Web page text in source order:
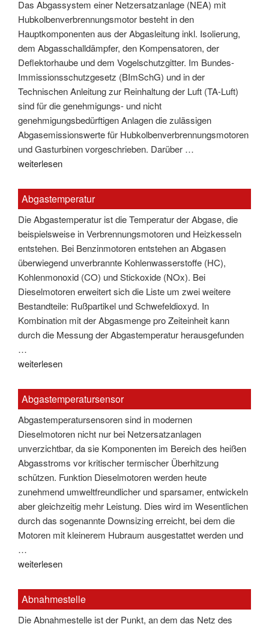
Das Abgassystem einer Netzersatzanlage (NEA) mit
Hubkolbenverbrennungsmotor besteht in den
Hauptkomponenten aus der Abgasleitung inkl. Isolierung,
dem Abgasschalldämpfer, den Kompensatoren, der
Deflektorhaube und dem Vogelschutzgitter. Im Bundes-
Immissionsschutzgesetz (BImSchG) und in der
Technischen Anleitung zur Reinhaltung der Luft (TA-Luft)
sind für die genehmigungs- und nicht
genehmigungsbedürftigen Anlagen die zulässigen
Abgasemissionswerte für Hubkolbenverbrennungsmotoren
und Gasturbinen vorgeschrieben. Darüber …
"Abgassystem
Netzersatzanlage"
weiterlesen
Abgastemperatur
Die Abgastemperatur ist die Temperatur der Abgase, die
beispielsweise in Verbrennungsmotoren und Heizkesseln
entstehen. Bei Benzinmotoren entstehen an Abgasen
überwiegend unverbrannte Kohlenwasserstoffe (HC),
Kohlenmonoxid (CO) und Stickoxide (NOx). Bei
Dieselmotoren erweitert sich die Liste um zwei weitere
Bestandteile: Rußpartikel und Schwefeldioxyd. In
Kombination mit der Abgasmenge pro Zeiteinheit kann
durch die Messung der Abgastemperatur herausgefunden
…
"Abgastemperatur"
weiterlesen
Abgastemperatursensor
Abgastemperatursensoren sind in modernen
Dieselmotoren nicht nur bei Netzersatzanlagen
unverzichtbar, da sie Komponenten im Bereich des heißen
Abgasstroms vor kritischer termischer Überhitzung
schützen. Funktion Dieselmotoren werden heute
zunehmend umweltfreundlicher und sparsamer, entwickeln
aber gleichzeitig mehr Leistung. Dies wird im Wesentlichen
durch das sogenannte Downsizing erreicht, bei dem die
Motoren mit kleinerem Hubraum ausgestattet werden und
…
"Abgastemperatursensor"
weiterlesen
Abnahmestelle
Die Abnahmestelle ist der Punkt, an dem das Netz des